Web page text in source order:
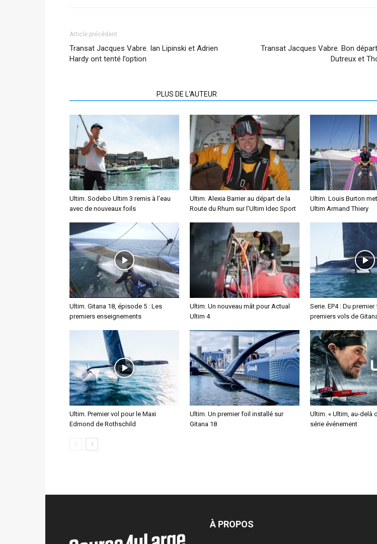
Article précédent
Transat Jacques Vabre. Ian Lipinski et Adrien
Hardy ont tenté l’option
Transat Jacques Vabre. Bon
Dutreux et
PLUS DE L'AUTEUR
Ultim. Sodebo Ultim 3 remis à l’eau
avec de nouveaux foils
Ultim. Alexia Barrier au départ de la
Route du Rhum sur l’Ultim Idec Sport
Ultim. Louis Burton
Ultim Armand Thiery
Ultim. Gitana 18, épisode 5 : Les
premiers enseignements
Ultim. Un nouveau mât pour Actual
Ultim 4
Serie. EP4 : Du
premiers vols de
Ultim. Premier vol pour le Maxi
Edmond de Rothschild
Ultim. Un premier foil installé sur
Gitana 18
Ultim. « Ultim, au-delà
série événement
À PROPOS